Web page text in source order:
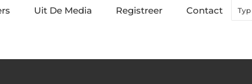
Uit De Media Registreer Contact